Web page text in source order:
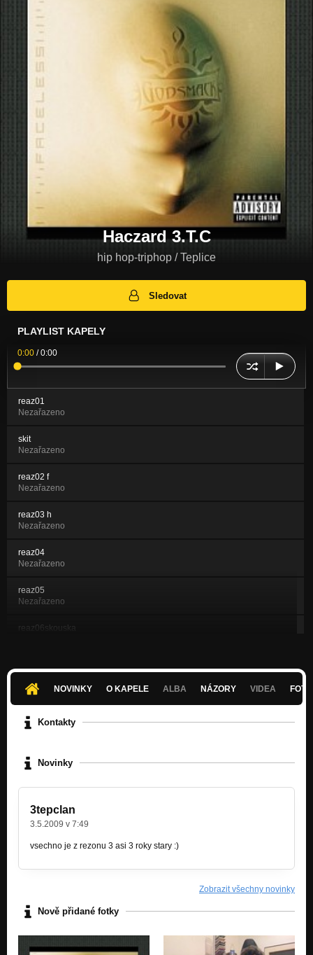
Haczard 3.T.C
hip hop-triphop / Teplice
Sledovat
PLAYLIST KAPELY
0:00 /0:00
reaz01
Nezařazeno
skit
Nezařazeno
reaz02 f
Nezařazeno
reaz03 h
Nezařazeno
reaz04
Nezařazeno
reaz05
Nezařazeno
reaz06skouska
reazon3 more
Nezařazeno
NOVINKY O KAPELE ALBA NÁZORY VIDEA
Kontakty
Novinky
3tepclan
3.5.2009 v 7:49
vsechno je z rezonu 3 asi 3 roky stary :)
Zobrazit všechny novinky
Nově přidané fotky